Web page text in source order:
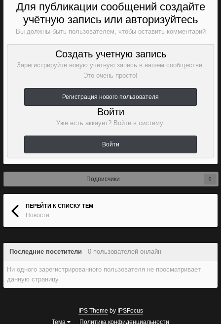
Для публикации сообщений создайте
учётную запись или авторизуйтесь
Вы должны быть пользователем, чтобы оставить комментарий
Создать учетную запись
Зарегистрируйте новую учётную запись в нашем сообществе.
Это очень просто!
Регистрация нового пользователя
Войти
Уже есть аккаунт? Войти в систему.
Войти
Подписчики 0
ПЕРЕЙТИ К СПИСКУ ТЕМ
Новости
Последние посетители 0 пользователей онлайн
Ни одного зарегистрированного пользователя не просматривает
данную страницу
IPS Theme by IPSFocus
Тема
Политика конфиденциальности